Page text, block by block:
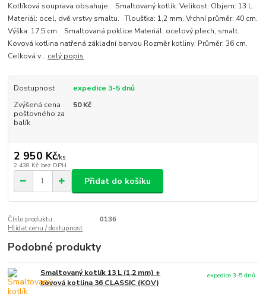
Kotlíková souprava obsahuje: Smaltovaný kotlík. Velikost: Objem: 13 L.
Materiál: ocel, dvě vrstvy smaltu. Tloušťka: 1,2 mm. Vrchní průměr: 40 cm.
Výška: 17,5 cm. Smaltovaná poklice Materiál: ocelový plech, smalt.
Kovová kotlina natřená základní barvou Rozměr kotliny: Průměr: 36 cm.
Celková v... celý popis
Dostupnost
expedice 3-5 dnů
Zvýšená cena
poštovného za
balík
50 Kč
2 950 Kč/ks
2 438 Kč bez DPH
Přidat do košíku
Číslo produktu:
0136
Hlídat cenu / dostupnost
Podobné produkty
Smaltovaný kotlík 13 L (1,2 mm) +
kovová kotlina 36 CLASSIC (KOV)
expedice 3-5 dnů